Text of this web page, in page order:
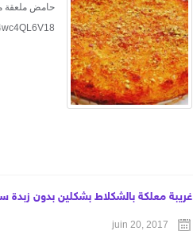
حامض ملعقة
غريبة معلكة بالشكلاط بشكلين بدون
juin 20, 2017